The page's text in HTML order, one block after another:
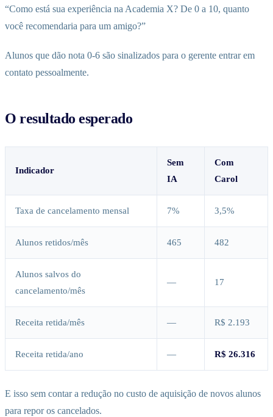
“Como está sua experiência na Academia X? De 0 a 10, quanto
você recomendaria para um amigo?”
Alunos que dão nota 0-6 são sinalizados para o gerente entrar em
contato pessoalmente.
O resultado esperado
Indicador
Sem
IA
Com
Carol
Taxa de cancelamento mensal 7% 3,5%
Alunos retidos/mês 465 482
Alunos salvos do
cancelamento/mês
— 17
Receita retida/mês — R$ 2.193
Receita retida/ano — R$ 26.316
E isso sem contar a redução no custo de aquisição de novos alunos
para repor os cancelados.